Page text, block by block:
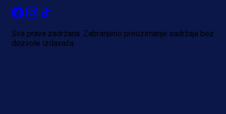
Sva prava zadržana. Zabranjeno preuzimanje sadržaja bez
dozvole izdavača.